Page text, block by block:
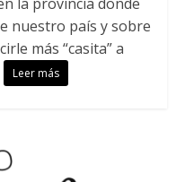
nuestro país y sobre
más “casita” a
Leer más